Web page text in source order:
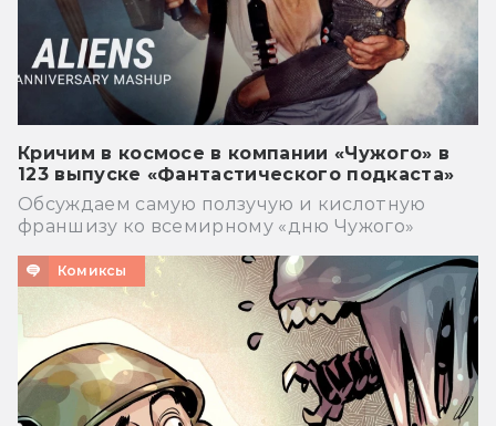
Кричим в космосе в компании «Чужого» в
123 выпуске «Фантастического подкаста»
Обсуждаем самую ползучую и кислотную
франшизу ко всемирному «дню Чужого»
Комиксы